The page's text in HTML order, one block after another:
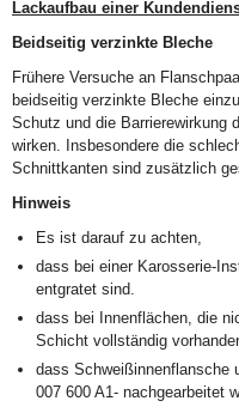
Lackaufbau einer
Beidseitig verzinkte Bleche
Frühere Versuche an
beidseitig verzinkte Bleche
Schutz und die Barrierewirkung
wirken. Insbesondere die
Schnittkanten sind zusätzlich
Hinweis
Es ist darauf zu achten,
dass bei einer Karosserie-
entgratet sind.
dass bei Innenflächen, die
Schicht vollständig
dass Schweißinnenflansche
007 600 A1- nachgearbeitet